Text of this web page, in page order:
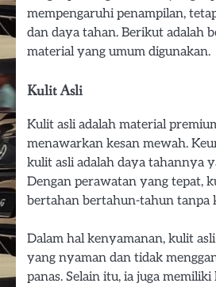
mempengaruhi penampilan,
dan daya tahan. Berikut adalah
material yang umum digunakan.
Kulit Asli
Kulit asli adalah material
menawarkan kesan mewah.
kulit asli adalah daya tahannya
Dengan perawatan yang tepat,
bertahan bertahun-tahun tanpa
Dalam hal kenyamanan, kulit
yang nyaman dan tidak
panas. Selain itu, ia juga